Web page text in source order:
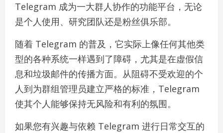
Telegram 成为一大群人协作的功能平台，无论
是个人使用、研究团队还是粉丝俱乐部。
随着 Telegram 的普及，它实际上像任何其他类
型的各种系统一样遇到了障碍，尤其是在虚假信
息和垃圾邮件的传播方面。从阻碍不受欢迎的个
人到为群组管理员建立严格的标准，Telegram
使其个人能够保持无风险和有利的氛围。
如果您有兴趣与依赖 Telegram 进行日常交互的